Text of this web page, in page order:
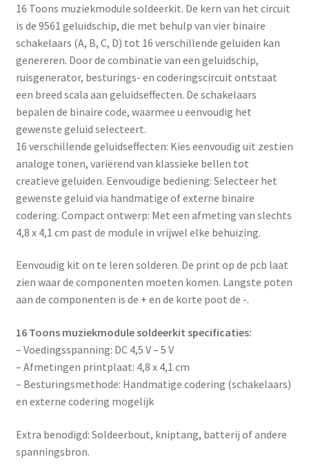
d
r
e
s
s
t
o
j
o
i
n
t
h
e
a
i
t
i
s
t
f
o
t
h
16 Toons muziekmodule soldeerkit. De kern van het circuit
is de 9561 geluidschip, die met behulp van vier binaire
schakelaars (A, B, C, D) tot 16 verschillende geluiden kan
genereren. Door de combinatie van een geluidschip,
ruisgenerator, besturings- en coderingscircuit ontstaat
een breed scala aan geluidseffecten. De schakelaars
bepalen de binaire code, waarmee u eenvoudig het
gewenste geluid selecteert.
16 verschillende geluidseffecten: Kies eenvoudig uit zestien
analoge tonen, variërend van klassieke bellen tot
creatieve geluiden. Eenvoudige bediening: Selecteer het
gewenste geluid via handmatige of externe binaire
codering. Compact ontwerp: Met een afmeting van slechts
4,8 x 4,1 cm past de module in vrijwel elke behuizing.
Eenvoudig kit on te leren solderen. De print op de pcb laat
zien waar de componenten moeten komen. Langste poten
aan de componenten is de + en de korte poot de -.
16 Toons muziekmodule soldeerkit specificaties:
– Voedingsspanning: DC 4,5 V – 5 V
– Afmetingen printplaat: 4,8 x 4,1 cm
– Besturingsmethode: Handmatige codering (schakelaars)
en externe codering mogelijk
Extra benodigd: Soldeerbout, kniptang, batterij of andere
spanningsbron.